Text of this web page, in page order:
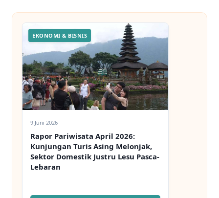
EKONOMI & BISNIS
9 Juni 2026
Rapor Pariwisata April 2026:
Kunjungan Turis Asing Melonjak,
Sektor Domestik Justru Lesu Pasca-
Lebaran